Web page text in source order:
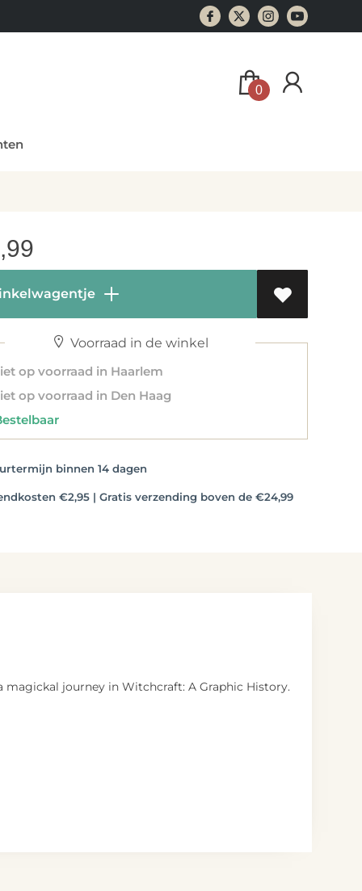
0
Voorraad in de winkel
op voorraad in Haarlem
op voorraad in Den Haag
binnen 14 dagen
€2,95 | Gratis verzending boven de €24,99
journey in Witchcraft: A Graphic History.